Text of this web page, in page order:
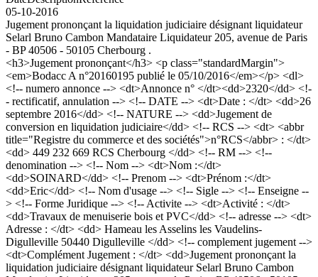
05-10-2016
Jugement prononçant la liquidation judiciaire désignant liquidateur
Selarl Bruno Cambon Mandataire Liquidateur 205, avenue de Paris
- BP 40506 - 50105 Cherbourg .
<h3>Jugement prononçant</h3> <p class="standardMargin">
<em>Bodacc A n°20160195 publié le 05/10/2016</em></p> <dl>
<!-- numero annonce --> <dt>Annonce n° </dt><dd>2320</dd> <!-
- rectificatif, annulation --> <!-- DATE --> <dt>Date : </dt> <dd>26
septembre 2016</dd> <!-- NATURE --> <dd>Jugement de
conversion en liquidation judiciaire</dd> <!-- RCS --> <dt> <abbr
title="Registre du commerce et des sociétés">n°RCS</abbr> : </dt>
<dd> 449 232 669 RCS Cherbourg </dd> <!-- RM --> <!--
denomination --> <!-- Nom --> <dt>Nom :</dt>
<dd>SOINARD</dd> <!-- Prenom --> <dt>Prénom :</dt>
<dd>Eric</dd> <!-- Nom d'usage --> <!-- Sigle --> <!-- Enseigne --
> <!-- Forme Juridique --> <!-- Activite --> <dt>Activité : </dt>
<dd>Travaux de menuiserie bois et PVC</dd> <!-- adresse --> <dt>
Adresse : </dt> <dd> Hameau les Asselins les Vaudelins-
Digulleville 50440 Digulleville </dd> <!-- complement jugement -->
<dt>Complément Jugement : </dt> <dd>Jugement prononçant la
liquidation judiciaire désignant liquidateur Selarl Bruno Cambon